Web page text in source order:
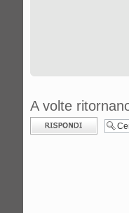
A volte
Rispondi al
messaggio